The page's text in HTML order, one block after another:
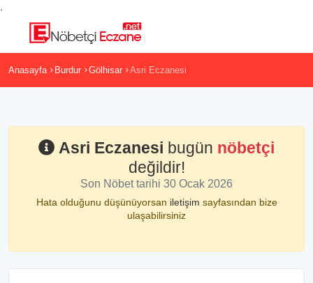
Anasayfa Burdur Gölhisar Asri Eczanesi
Asri Eczanesi bugün nöbetçi
değildir!
Son Nöbet tarihi 30 Ocak 2026
Hata olduğunu düşünüyorsan iletişim sayfasından bize
ulaşabilirsiniz